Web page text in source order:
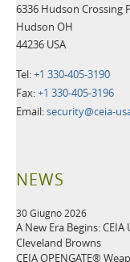
6336 Hudson Crossing
Hudson OH
44236 USA
Tel:+1 330-405-3190
Fax:+1 330-405-3196
Email:security@ceia-
NEWS
30 Giugno 2026
A New Era Begins:
Cleveland Browns
CEIA OPENGATE®